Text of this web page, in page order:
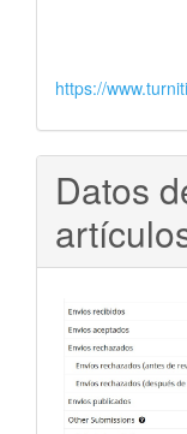
https://
Datos